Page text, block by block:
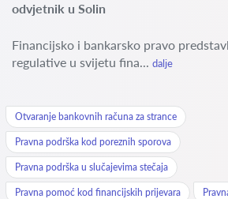
odvjetnik u Solin
Financijsko i bankarsko pravo
regulative u svijetu fina... dalje
Otvaranje bankovnih računa za strance
Pravna podrška kod poreznih sporova
Pravna podrška u slučajevima stečaja
Pravna pomoć kod financijskih prijevara